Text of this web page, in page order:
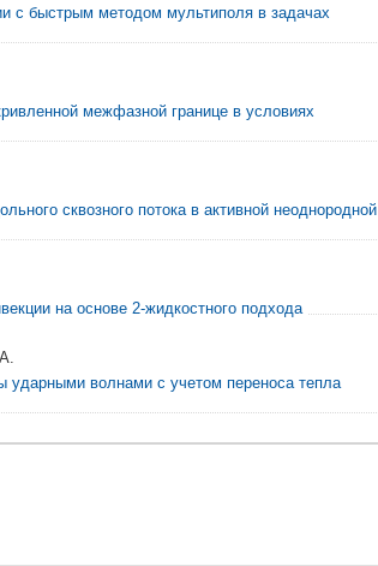
с быстрым методом мультиполя в задачах
межфазной границе в условиях
сквозного потока в активной неоднородной
на основе 2-жидкостного подхода
ударными волнами с учетом переноса тепла